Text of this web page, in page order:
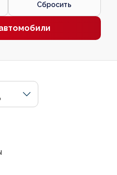
Сбросить